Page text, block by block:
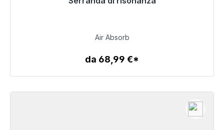
76,49 €
Dettagli
Air Absorb
da 68,99 €*